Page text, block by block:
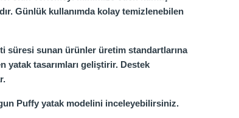
Günlük kullanımda kolay temizlenebilen
süresi sunan ürünler üretim standartlarına
tasarımları geliştirir. Destek
Puffy yatak modelini inceleyebilirsiniz.